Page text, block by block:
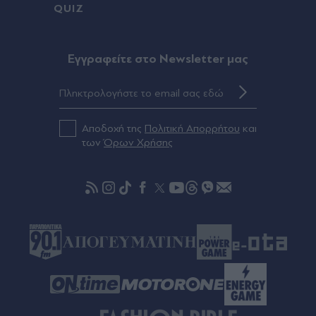
ελβετικών βουνών" - Η αγκαλιά με τη σύντροφό
Πριν 46 λεπτά
Λασίθι: Οριοθετήθηκε η πυρκαγιά στα Αχλάδια -
Σε επιφυλακή οι πυροσβεστικές δυνάμεις
Πριν 58 λεπτά
Μόσχα: "Στημένη προβοκάτσια" το περιστατικό
νέο κύμα "αντιρωσικής υστερίας"
QUIZ
Eγγραφείτε στο Newsletter μας
Αποδοχή της Πολιτική Απορρήτου και
τωνΌρων Χρήσης